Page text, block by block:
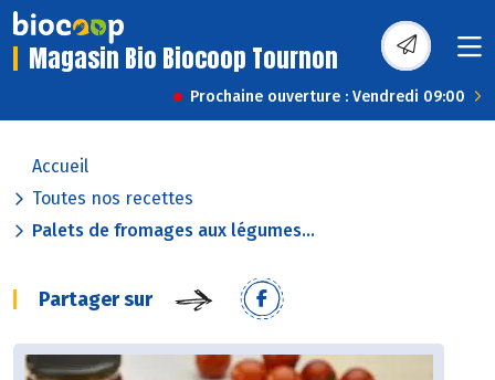
Magasin Bio Biocoop Tournon
Prochaine ouverture : Vendredi 09:00
Accueil
Toutes nos recettes
Palets de fromages aux légumes...
Partager sur